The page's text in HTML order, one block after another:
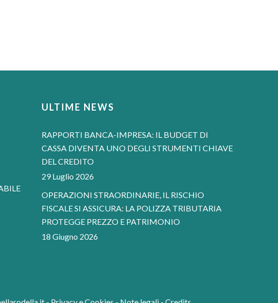
ULTIME NEWS
RAPPORTI BANCA-IMPRESA: IL BUDGET DI
CASSA DIVENTA UNO DEGLI STRUMENTI CHIAVE
DEL CREDITO
29 Luglio 2026
OPERAZIONI STRAORDINARIE, IL RISCHIO
FISCALE SI ASSICURA: LA POLIZZA TRIBUTARIA
PROTEGGE PREZZO E PATRIMONIO
18 Giugno 2026